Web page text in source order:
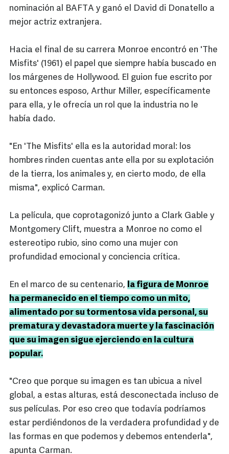
nominación al BAFTA y ganó el David di Donatello a
mejor actriz extranjera.
Hacia el final de su carrera Monroe encontró en 'The
Misfits' (1961) el papel que siempre había buscado en
los márgenes de Hollywood. El guion fue escrito por
su entonces esposo, Arthur Miller, específicamente
para ella, y le ofrecía un rol que la industria no le
había dado.
"En 'The Misfits' ella es la autoridad moral: los
hombres rinden cuentas ante ella por su explotación
de la tierra, los animales y, en cierto modo, de ella
misma", explicó Carman.
La película, que coprotagonizó junto a Clark Gable y
Montgomery Clift, muestra a Monroe no como el
estereotipo rubio, sino como una mujer con
profundidad emocional y conciencia crítica.
En el marco de su centenario, la figura de Monroe
ha permanecido en el tiempo como un mito,
alimentado por su tormentosa vida personal, su
prematura y devastadora muerte y la fascinación
que su imagen sigue ejerciendo en la cultura
popular.
"Creo que porque su imagen es tan ubicua a nivel
global, a estas alturas, está desconectada incluso de
sus películas. Por eso creo que todavía podríamos
estar perdiéndonos de la verdadera profundidad y de
las formas en que podemos y debemos entenderla",
apunta Carman.